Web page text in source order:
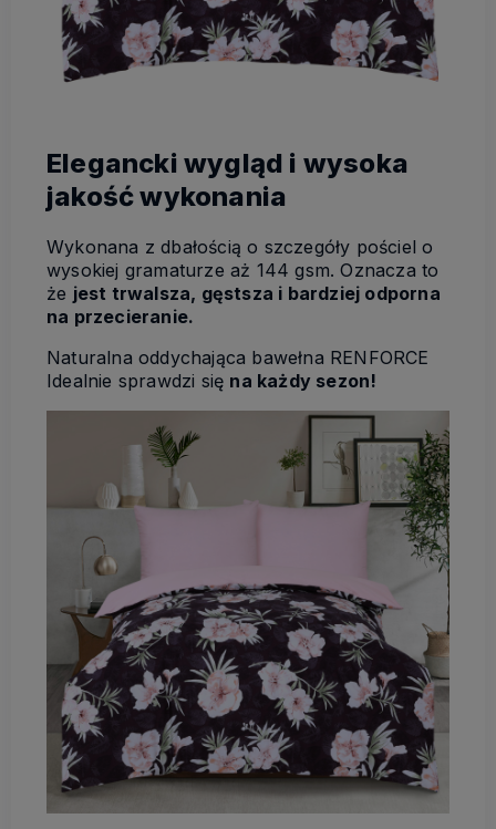
Elegancki wygląd i wysoka
jakość wykonania
Wykonana z dbałością o szczegóły pościel o
wysokiej gramaturze aż 144 gsm. Oznacza to
że jest trwalsza, gęstsza i bardziej odporna
na przecieranie.
Naturalna oddychająca bawełna RENFORCE
Idealnie sprawdzi się na każdy sezon!